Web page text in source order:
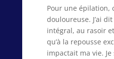
Pour une épilation,
douloureuse. J’ai
intégral, au rasoir
qu’à la repousse
impactait ma vie.